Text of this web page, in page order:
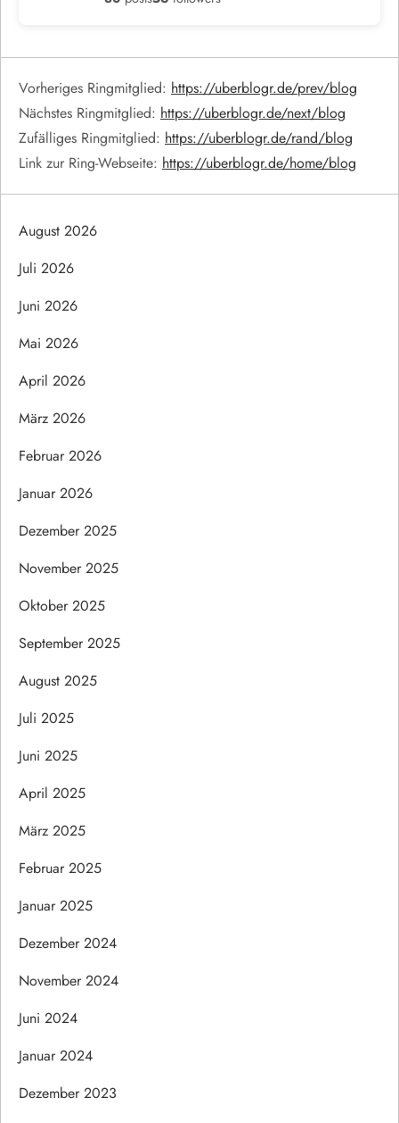
Vorheriges Ringmitglied: https://uberblogr.de/prev/blog
Nächstes Ringmitglied: https://uberblogr.de/next/blog
Zufälliges Ringmitglied: https://uberblogr.de/rand/blog
Link zur Ring-Webseite: https://uberblogr.de/home/blog
August 2026
Juli 2026
Juni 2026
Mai 2026
April 2026
März 2026
Februar 2026
Januar 2026
Dezember 2025
November 2025
Oktober 2025
September 2025
August 2025
Juli 2025
Juni 2025
April 2025
März 2025
Februar 2025
Januar 2025
Dezember 2024
November 2024
Juni 2024
Januar 2024
Dezember 2023